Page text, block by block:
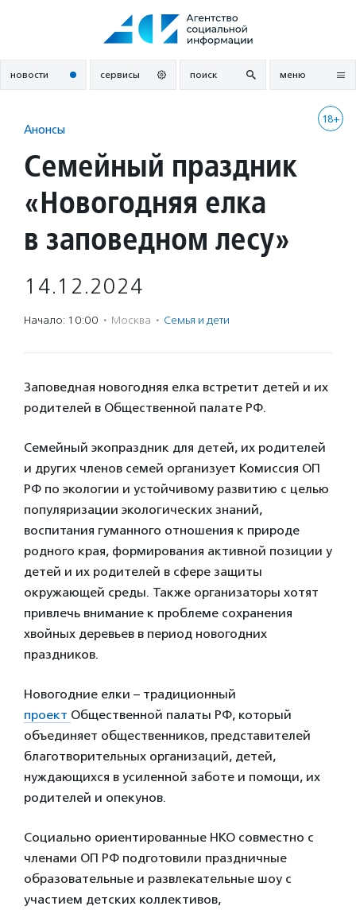
новости сервисы поиск меню
18+
Анонсы
Семейный праздник
«Новогодняя елка
в заповедном лесу»
14.12.2024
Начало: 10:00 · Москва · Семья и дети
Заповедная новогодняя елка встретит детей и их
родителей в Общественной палате РФ.
Семейный экопраздник для детей, их родителей
и других членов семей организует Комиссия ОП
РФ по экологии и устойчивому развитию с целью
популяризации экологических знаний,
воспитания гуманного отношения к природе
родного края, формирования активной позиции у
детей и их родителей в сфере защиты
окружающей среды. Также организаторы хотят
привлечь внимание к проблеме сохранения
хвойных деревьев в период новогодних
праздников.
Новогодние елки – традиционный
проект Общественной палаты РФ, который
объединяет общественников, представителей
благотворительных организаций, детей,
нуждающихся в усиленной заботе и помощи, их
родителей и опекунов.
Социально ориентированные НКО совместно с
членами ОП РФ подготовили праздничные
образовательные и развлекательные шоу с
участием детских коллективов,